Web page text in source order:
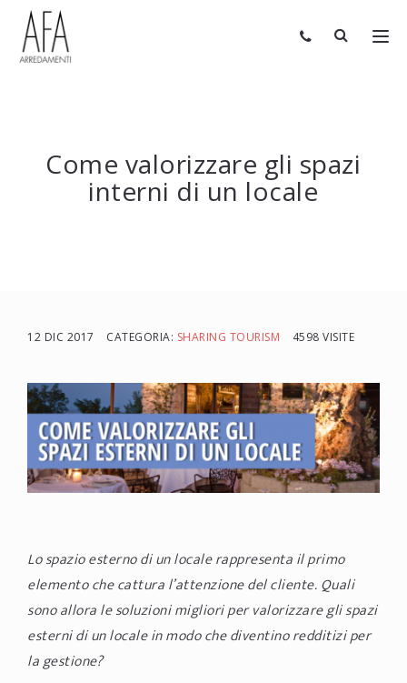
Come valorizzare gli spazi
interni di un locale
12 DIC 2017 CATEGORIA: SHARING TOURISM 4598 VISITE
Lo spazio esterno di un locale rappresenta il primo
elemento che cattura l’attenzione del cliente. Quali
sono allora le soluzioni migliori per valorizzare gli spazi
esterni di un locale in modo che diventino redditizi per
la gestione?